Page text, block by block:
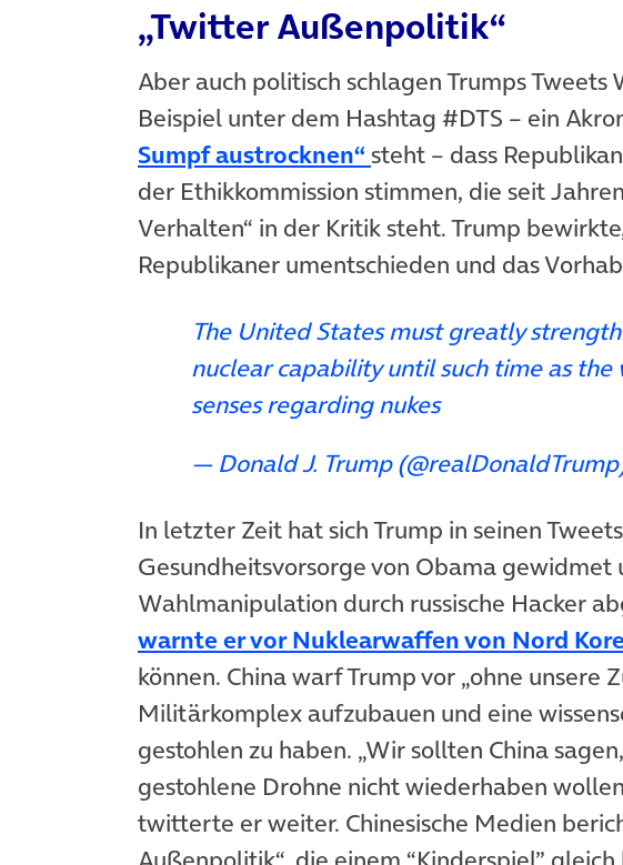
„Twitter Außenpolitik“
Aber auch politisch schlagen Trumps
Beispiel unter dem Hashtag #DTS – ein
Sumpf austrocknen“(öffnet in neuem Tab)
steht – dass
der Ethikkommission stimmen, die seit
Verhalten“ in der Kritik steht. Trump
Republikaner umentschieden und das
The United States must greatly
nuclear capability until such time as the
senses regarding nukes
— Donald J. Trump
In letzter Zeit hat sich Trump in seinen
Gesundheitsvorsorge von Obama gewidmet
Wahlmanipulation durch russische Hacker
warnte er vor Nuklearwaffen von Nord
können. China warf Trump vor „ohne unsere
Militärkomplex aufzubauen und eine
gestohlen zu haben. „Wir sollten China
gestohlene Drohne nicht wiederhaben
twitterte er weiter. Chinesische Medien